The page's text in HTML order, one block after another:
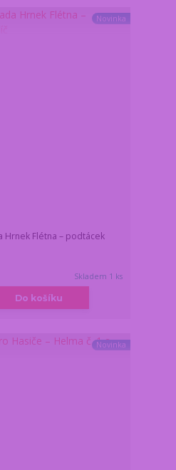
Novinka
Hrnek Flétna – podtácek
Skladem 1 ks
Do košíku
Novinka